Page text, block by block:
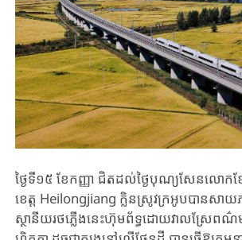
ថ្ងៃទី១៥ ខែកញ្ញា ជិតដល់ថ្ងៃបុណ្យសែនលោក
ខេត្ត Heilongjiang ក្លិនស្រូវក្រអូបបានសា
ស្ថានីយរថភ្លើងនេះហ៊ុមព័ទ្ធដោយវាលស្រែព